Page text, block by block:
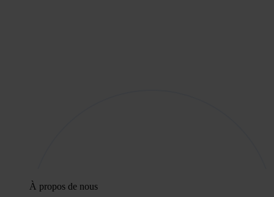
À propos de nous